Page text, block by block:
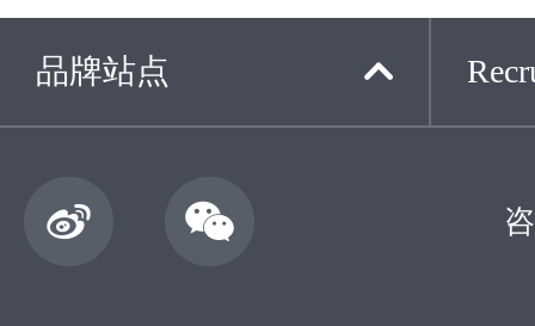
品牌站点